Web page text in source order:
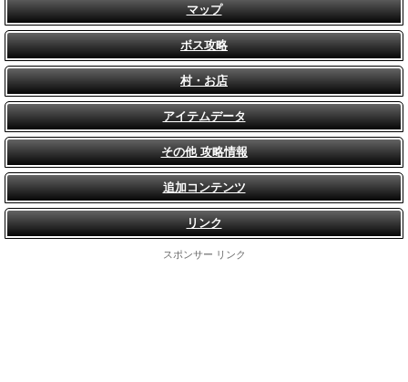
マップ
ボス攻略
村・お店
アイテムデータ
その他 攻略情報
追加コンテンツ
リンク
スポンサー リンク